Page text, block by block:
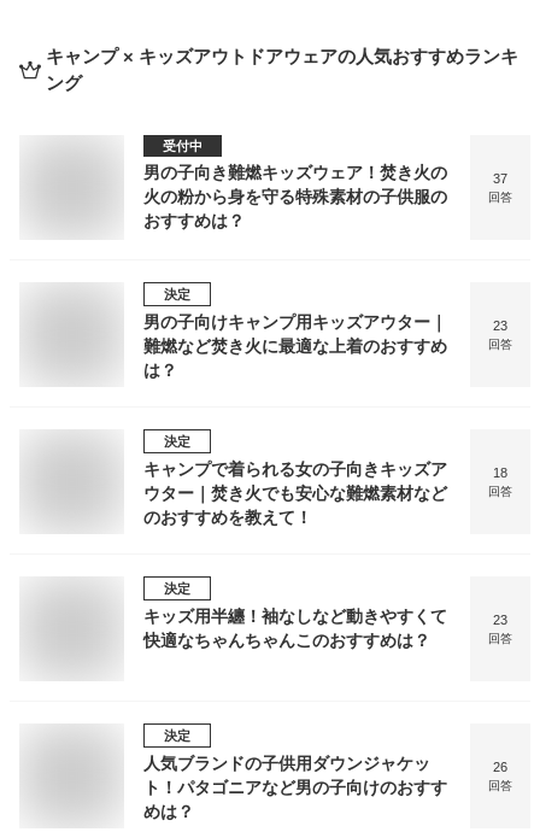
キャンプ × キッズアウトドアウェアの人気おすすめランキ
ング
受付中
男の子向き難燃キッズウェア！焚き火の
火の粉から身を守る特殊素材の子供服の
おすすめは？
37
回答
決定
男の子向けキャンプ用キッズアウター｜
難燃など焚き火に最適な上着のおすすめ
は？
23
回答
決定
キャンプで着られる女の子向きキッズア
ウター｜焚き火でも安心な難燃素材など
のおすすめを教えて！
18
回答
決定
キッズ用半纏！袖なしなど動きやすくて
快適なちゃんちゃんこのおすすめは？
23
回答
決定
人気ブランドの子供用ダウンジャケッ
ト！パタゴニアなど男の子向けのおすす
めは？
26
回答